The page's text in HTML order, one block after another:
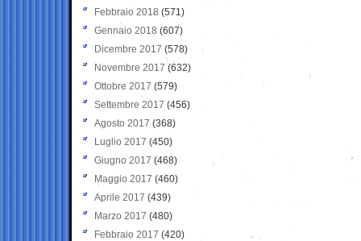
Febbraio 2018 (571)
Gennaio 2018 (607)
Dicembre 2017 (578)
Novembre 2017 (632)
Ottobre 2017 (579)
Settembre 2017 (456)
Agosto 2017 (368)
Luglio 2017 (450)
Giugno 2017 (468)
Maggio 2017 (460)
Aprile 2017 (439)
Marzo 2017 (480)
Febbraio 2017 (420)